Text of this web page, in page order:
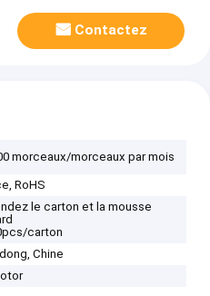
Contactez
morceaux/morceaux par mois
RoHS
le carton et la mousse
carton
Chine